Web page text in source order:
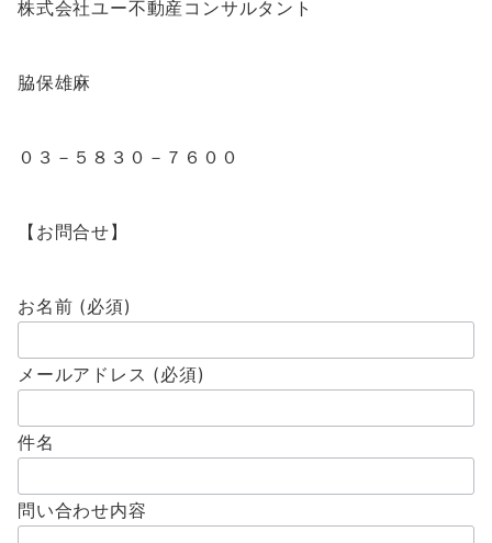
株式会社ユー不動産コンサルタント
脇保雄麻
０３－５８３０－７６００
【お問合せ】
お名前 (必須)
メールアドレス (必須)
件名
問い合わせ内容